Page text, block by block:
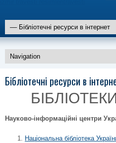
travesti
marmaris
Бібліотечні ресурси в
Науково-інформаційні центри
Національна бібліотека